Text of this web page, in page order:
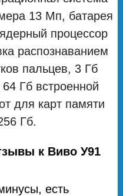
13 Мп, батарея
процессор
распознаванием
пальцев, 3 Гб
Гб встроенной
для карт памяти
Гб.
к Виво У91
есть